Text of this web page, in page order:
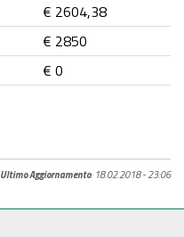
€ 2604,38
€ 2850
€ 0
Ultimo Aggiornamento: 18.02.2018 - 23:06